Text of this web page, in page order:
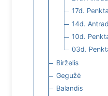
17d.
14d.
10d.
03d.
Birželis
Gegužė
Balandis